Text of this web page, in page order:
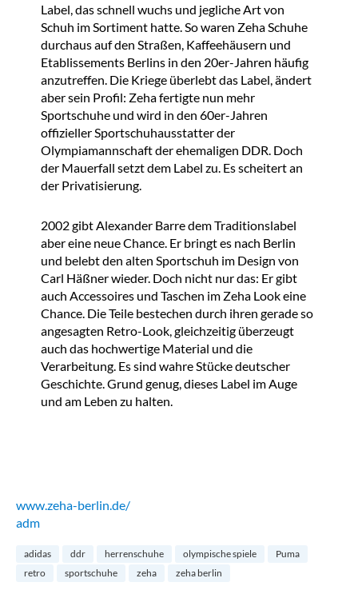
Label, das schnell wuchs und jegliche Art von
Schuh im Sortiment hatte. So waren Zeha Schuhe
durchaus auf den Straßen, Kaffeehäusern und
Etablissements Berlins in den 20er-Jahren häufig
anzutreffen. Die Kriege überlebt das Label, ändert
aber sein Profil: Zeha fertigte nun mehr
Sportschuhe und wird in den 60er-Jahren
offizieller Sportschuhausstatter der
Olympiamannschaft der ehemaligen DDR. Doch
der Mauerfall setzt dem Label zu. Es scheitert an
der Privatisierung.
2002 gibt Alexander Barre dem Traditionslabel
aber eine neue Chance. Er bringt es nach Berlin
und belebt den alten Sportschuh im Design von
Carl Häßner wieder. Doch nicht nur das: Er gibt
auch Accessoires und Taschen im Zeha Look eine
Chance. Die Teile bestechen durch ihren gerade so
angesagten Retro-Look, gleichzeitig überzeugt
auch das hochwertige Material und die
Verarbeitung. Es sind wahre Stücke deutscher
Geschichte. Grund genug, dieses Label im Auge
und am Leben zu halten.
www.zeha-berlin.de/
adm
adidas ddr herrenschuhe olympische spiele
Puma
retro
sportschuhe zeha zeha berlin